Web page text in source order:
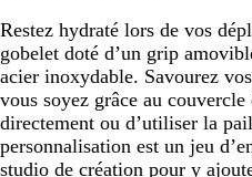
Restez hydraté lors de vos
gobelet doté d’un grip
acier inoxydable. Savourez
vous soyez grâce au
directement ou d’utiliser la
personnalisation est un jeu
studio de création pour y